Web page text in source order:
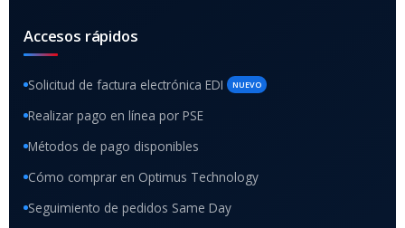
Accesos rápidos
Solicitud de factura electrónica EDI NUEVO
Realizar pago en línea por PSE
Métodos de pago disponibles
Cómo comprar en Optimus Technology
Seguimiento de pedidos Same Day